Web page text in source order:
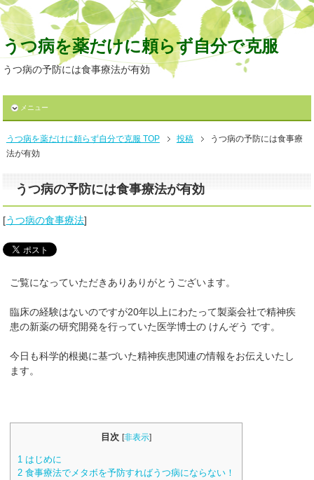
うつ病を薬だけに頼らず自分で克服
うつ病の予防には食事療法が有効
メニュー
うつ病を薬だけに頼らず自分で克服 TOP 投稿
うつ病の予防には食事療
法が有効
うつ病の予防には食事療法が有効
[うつ病の食事療法]
ご覧になっていただきありありがとうございます。
臨床の経験はないのですが20年以上にわたって製薬会社で精神疾
患の新薬の研究開発を行っていた医学博士の けんぞう です。
今日も科学的根拠に基づいた精神疾患関連の情報をお伝えいたし
ます。
目次 [非表示]
1 はじめに
2 食事療法でメタボを予防すればうつ病にならない！